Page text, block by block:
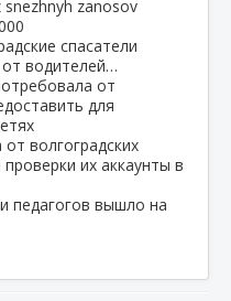
спасатели
водителей…
от
для
педагогов вышло на